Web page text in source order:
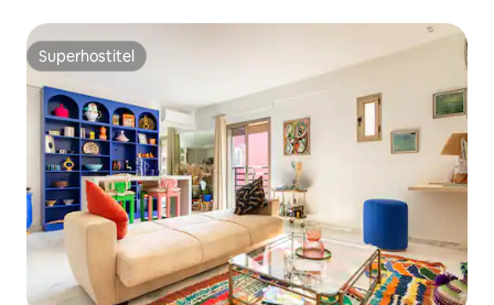
Superhostiteľ
Superhostiteľ